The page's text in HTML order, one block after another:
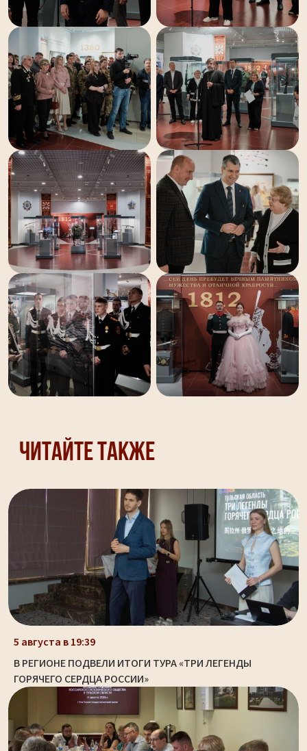
Читайте также
5 августа в 19:39
В РЕГИОНЕ ПОДВЕЛИ ИТОГИ ТУРА «ТРИ ЛЕГЕНДЫ
ГОРЯЧЕГО СЕРДЦА РОССИИ»